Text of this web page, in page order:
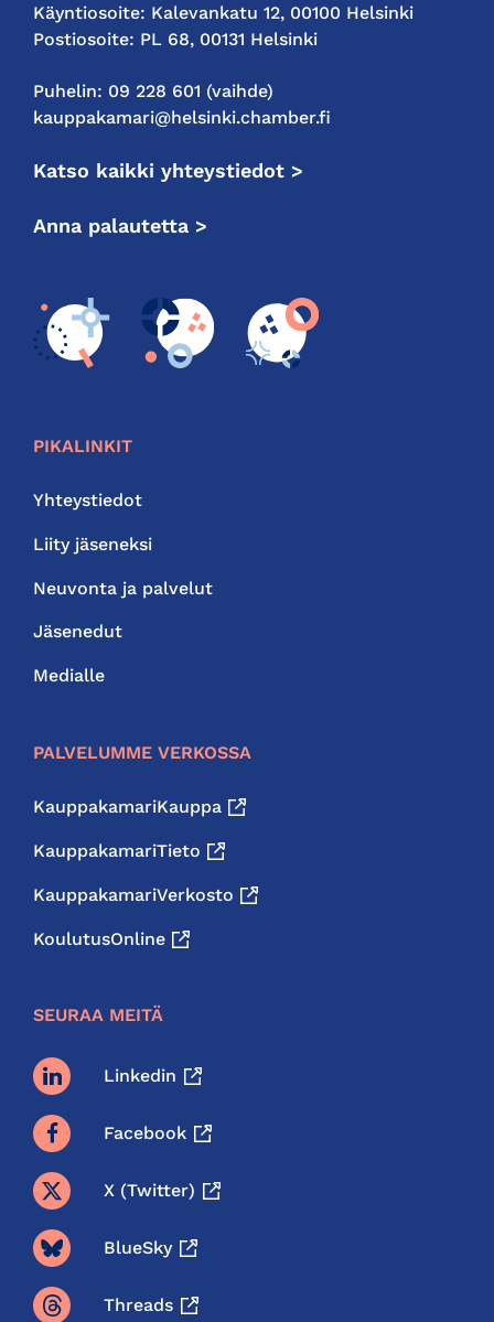
Käyntiosoite: Kalevankatu 12, 00100 Helsinki
Postiosoite: PL 68, 00131 Helsinki
Puhelin: 09 228 601 (vaihde)
kauppakamari@helsinki.chamber.fi
Katso kaikki yhteystiedot >
Anna palautetta >
PIKALINKIT
Yhteystiedot
Liity jäseneksi
Neuvonta ja palvelut
Jäsenedut
Medialle
PALVELUMME VERKOSSA
KauppakamariKauppa
KauppakamariTieto
KauppakamariVerkosto
KoulutusOnline
SEURAA MEITÄ
Linkedin
Facebook
X (twitter)
BlueSky
Threads